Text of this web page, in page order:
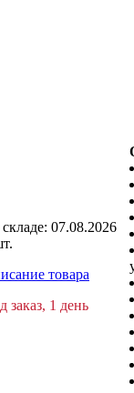
07.08.2026
товара
заказ, 1 день